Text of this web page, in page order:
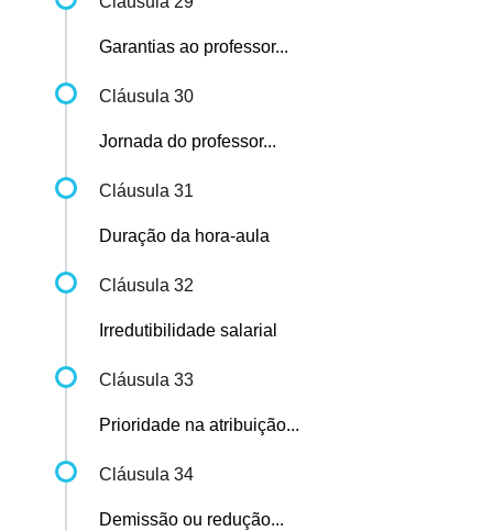
Garantias ao professor...
Cláusula 30
Jornada do professor...
Cláusula 31
Duração da hora-aula
Cláusula 32
Irredutibilidade salarial
Cláusula 33
Prioridade na atribuição...
Cláusula 34
Demissão ou redução...